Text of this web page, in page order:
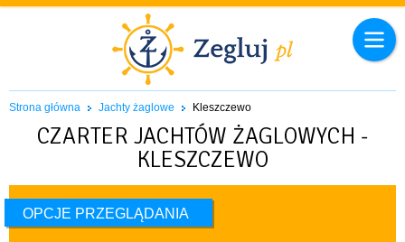
Strona główna Jachty żaglowe Kleszczewo
CZARTER JACHTÓW ŻAGLOWYCH -
KLESZCZEWO
OPCJE PRZEGLĄDANIA